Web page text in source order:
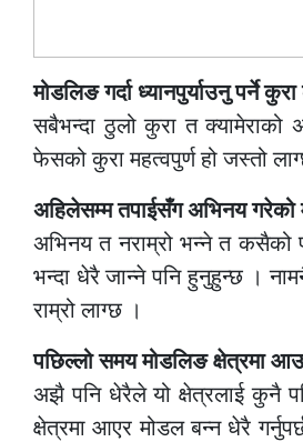
मोडलिङ गर्दा ध्यानपुर्याउनु पर्ने
सबैभन्दा ठुलो कुरा त क्यामेराको
फेसको कुरा महत्वपुर्ण हो जस्तो
अहिलेसम्म तपाईसँग अभिनय गरेको
अभिनय त नराम्रो भन्ने त
भन्दा धेरै जान्ने पनि हुनुहुन्छ ।
राम्रो लाग्छ ।
पछिल्लो समय मोडलिङ क्षेत्रमा
अझै पनि धेरैले यो क्षेत्रलाई कुनै
क्षेत्रमा आएर मोडल बन्न धेरै